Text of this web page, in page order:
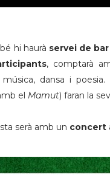
hi haurà servei de bar
, comptarà
música, dansa i
el Mamut) faran la
serà amb un concert